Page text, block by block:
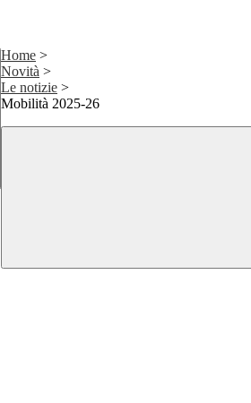
Home >
Novità >
Le notizie >
Mobilità 2025-26